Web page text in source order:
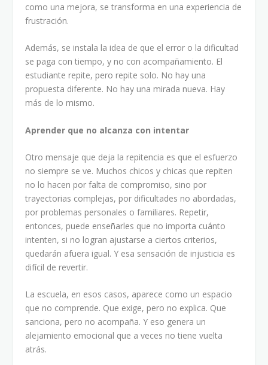
como una mejora, se transforma en una experiencia de
frustración.
Además, se instala la idea de que el error o la dificultad
se paga con tiempo, y no con acompañamiento. El
estudiante repite, pero repite solo. No hay una
propuesta diferente. No hay una mirada nueva. Hay
más de lo mismo.
Aprender que no alcanza con intentar
Otro mensaje que deja la repitencia es que el esfuerzo
no siempre se ve. Muchos chicos y chicas que repiten
no lo hacen por falta de compromiso, sino por
trayectorias complejas, por dificultades no abordadas,
por problemas personales o familiares. Repetir,
entonces, puede enseñarles que no importa cuánto
intenten, si no logran ajustarse a ciertos criterios,
quedarán afuera igual. Y esa sensación de injusticia es
difícil de revertir.
La escuela, en esos casos, aparece como un espacio
que no comprende. Que exige, pero no explica. Que
sanciona, pero no acompaña. Y eso genera un
alejamiento emocional que a veces no tiene vuelta
atrás.